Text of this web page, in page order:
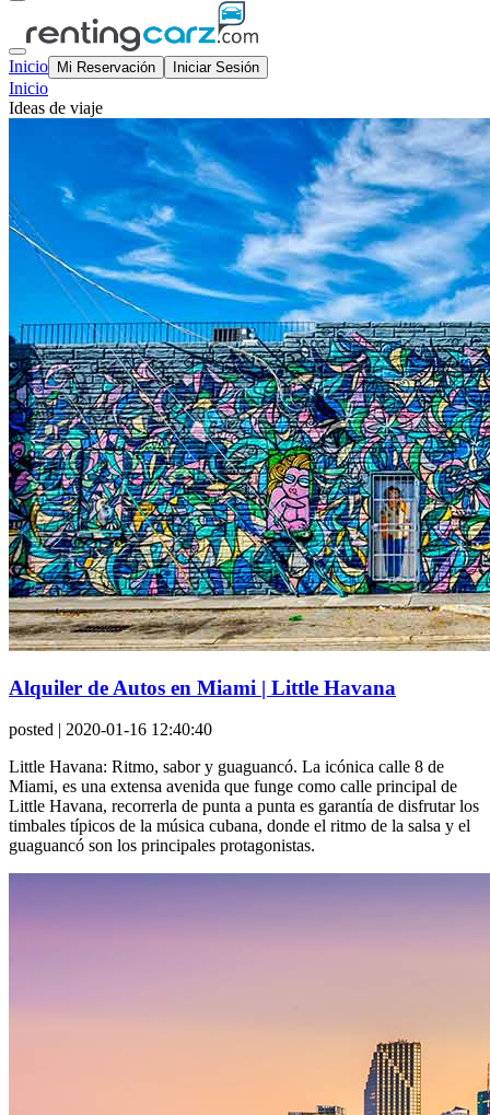
Inicio Mi Reservación Iniciar Sesión
Inicio
Ideas de viaje
Alquiler de Autos en Miami | Little Havana
posted | 2020-01-16 12:40:40
Little Havana: Ritmo, sabor y guaguancó. La icónica calle 8 de
Miami, es una extensa avenida que funge como calle principal de
Little Havana, recorrerla de punta a punta es garantía de disfrutar los
timbales típicos de la música cubana, donde el ritmo de la salsa y el
guaguancó son los principales protagonistas.